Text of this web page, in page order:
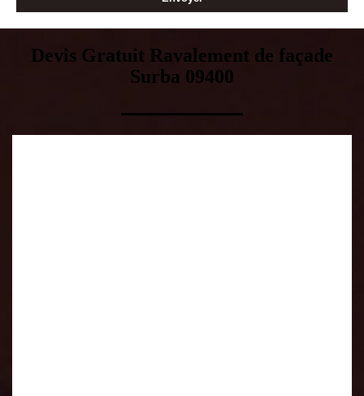
Devis Gratuit Ravalement de façade
Surba 09400